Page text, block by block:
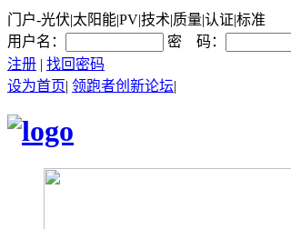
门户-光伏|太阳能|PV|技术|质量|认证|标准
用户名：
密 码：
注册 | 找回密码
设为首页| 领跑者创新论坛|